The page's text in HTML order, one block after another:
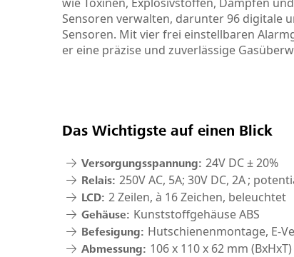
Sensoren verwalten, darunter 96 digitale
Sensoren. Mit vier frei einstellbaren
er eine präzise und zuverlässige
Das Wichtigste auf einen Blick
Versorgungsspannung: 24V DC ± 20%
Relais: 250V AC, 5A; 30V DC, 2A ;
LCD: 2 Zeilen, à 16 Zeichen, beleuchtet
Gehäuse: Kunststoffgehäuse ABS
Befesigung: Hutschienenmontage, E-
Abmessung: 106 x 110 x 62 mm (BxHxT)